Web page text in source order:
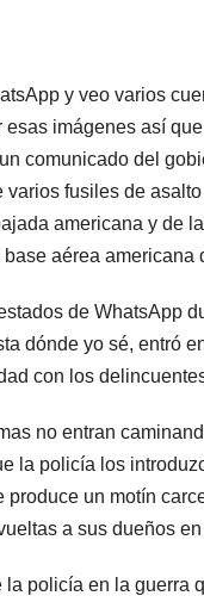
y veo varios
imágenes así
comunicado del
fusiles de
americana y de
aérea americana
de WhatsApp
dónde yo sé, entró
con los
no entran
la policía los
un motín
a sus dueños
policía en la